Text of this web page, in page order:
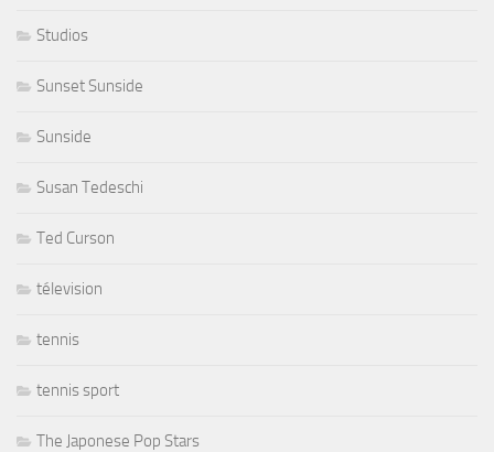
Studios
Sunset Sunside
Sunside
Susan Tedeschi
Ted Curson
télevision
tennis
tennis sport
The Japonese Pop Stars